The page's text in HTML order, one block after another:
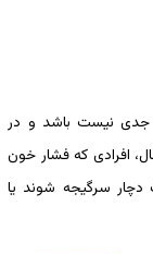
جدی نیست باشد و در
افرادی که فشار خون
سرگیجه شوند یا